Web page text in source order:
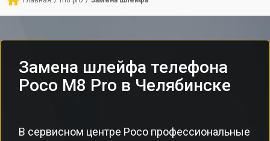
Замена шлейфа телефона
Poco M8 Pro в Челябинске
В сервисном центре Poco профессиональные